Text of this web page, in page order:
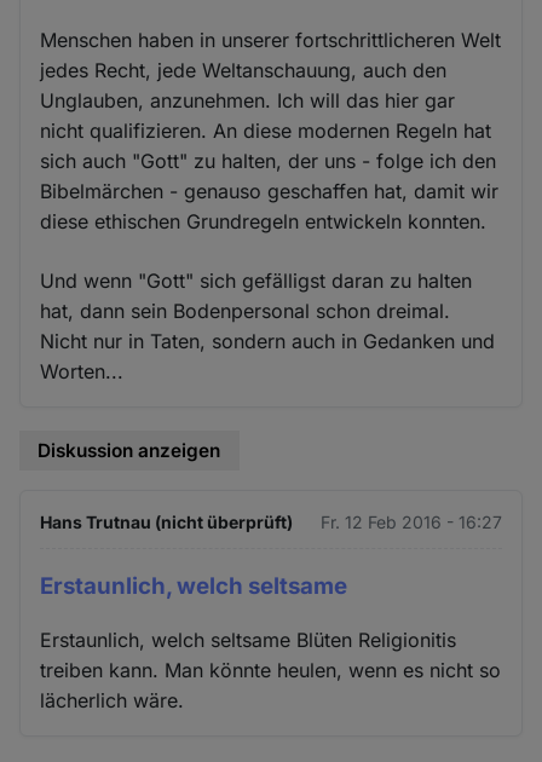
Menschen haben in unserer fortschrittlicheren Welt
jedes Recht, jede Weltanschauung, auch den
Unglauben, anzunehmen. Ich will das hier gar
nicht qualifizieren. An diese modernen Regeln hat
sich auch "Gott" zu halten, der uns - folge ich den
Bibelmärchen - genauso geschaffen hat, damit wir
diese ethischen Grundregeln entwickeln konnten.
Und wenn "Gott" sich gefälligst daran zu halten
hat, dann sein Bodenpersonal schon dreimal.
Nicht nur in Taten, sondern auch in Gedanken und
Worten...
Diskussion anzeigen
Hans Trutnau (nicht überprüft) Fr. 12 Feb 2016 - 16:27
Erstaunlich, welch seltsame
Erstaunlich, welch seltsame Blüten Religionitis
treiben kann. Man könnte heulen, wenn es nicht so
lächerlich wäre.